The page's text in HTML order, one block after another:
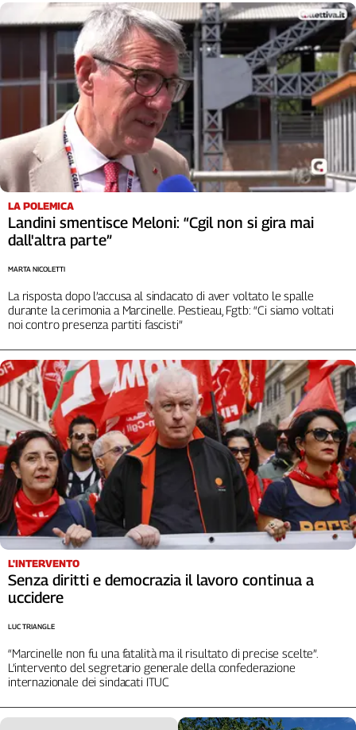
Lombardia
Puglia
Sicilia
Toscana
Trentino
Umbria
Valle
D'Aosta
Veneto
Storico
1955-
2014
Cerca
Contatti
La
redazione
Newsletter
Social
LA POLEMICA
Landini smentisce Meloni: “Cgil non si gira mai
dall'altra parte”
La risposta dopo l’accusa al sindacato di aver voltato le spalle
durante la cerimonia a Marcinelle. Pestieau, Fgtb: “Ci siamo voltati
noi contro presenza partiti fascisti”
MARTA NICOLETTI
L'INTERVENTO
Senza diritti e democrazia il lavoro continua a
uccidere
“Marcinelle non fu una fatalità ma il risultato di precise scelte”.
L’intervento del segretario generale della confederazione
internazionale dei sindacati ITUC
LUC TRIANGLE